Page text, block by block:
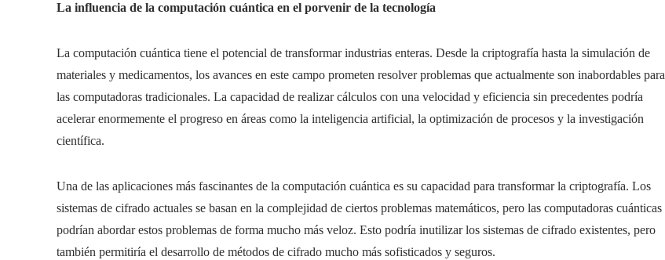
La influencia de la computación cuántica en el porvenir de la tecnología
La computación cuántica tiene el potencial de transformar industrias enteras. Desde la criptografía hasta la simulación de
materiales y medicamentos, los avances en este campo prometen resolver problemas que actualmente son inabordables para
las computadoras tradicionales. La capacidad de realizar cálculos con una velocidad y eficiencia sin precedentes podría
acelerar enormemente el progreso en áreas como la inteligencia artificial, la optimización de procesos y la investigación
científica.
Una de las aplicaciones más fascinantes de la computación cuántica es su capacidad para transformar la criptografía. Los
sistemas de cifrado actuales se basan en la complejidad de ciertos problemas matemáticos, pero las computadoras cuánticas
podrían abordar estos problemas de forma mucho más veloz. Esto podría inutilizar los sistemas de cifrado existentes, pero
también permitiría el desarrollo de métodos de cifrado mucho más sofisticados y seguros.